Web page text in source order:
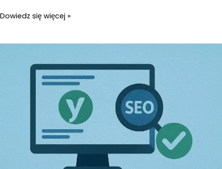
Najważniejsze
WordPress.
niezbędnych
na
stronę
Dowiedz się więcej »